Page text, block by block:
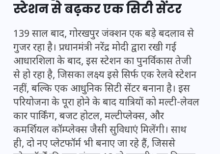
स्टेशन से बढ़कर एक सिटी सेंटर
139 साल बाद, गोरखपुर जंक्शन एक बड़े बदलाव से
गुजर रहा है। प्रधानमंत्री नरेंद्र मोदी द्वारा रखी गई
आधारशिला के बाद, इस स्टेशन का पुनर्विकास तेजी
से हो रहा है, जिसका लक्ष्य इसे सिर्फ एक रेलवे स्टेशन
नहीं, बल्कि एक आधुनिक सिटी सेंटर बनाना है। इस
परियोजना के पूरा होने के बाद यात्रियों को मल्टी-लेवल
कार पार्किंग, बजट होटल, मल्टीप्लेक्स, और
कमर्शियल कॉम्प्लेक्स जैसी सुविधाएं मिलेंगी। साथ
ही, दो नए प्लेटफॉर्म भी बनाए जा रहे हैं, जिससे